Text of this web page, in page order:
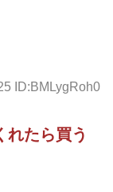
ID:BMLygRoh0
れたら買う